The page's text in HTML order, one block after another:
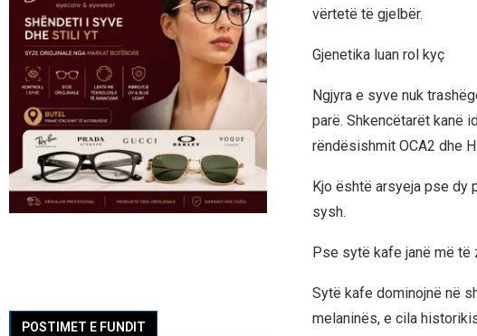
vërtetë të gjelbër.
Gjenetika luan rol kyç
Ngjyra e syve nuk
parë. Shkencëtarët kanë
rëndësishmit OCA2 dhe
Kjo është arsyeja pse dy
sysh.
Pse sytë kafe janë më të
Sytë kafe dominojnë në
melaninës, e cila
POSTIMET E FUNDIT